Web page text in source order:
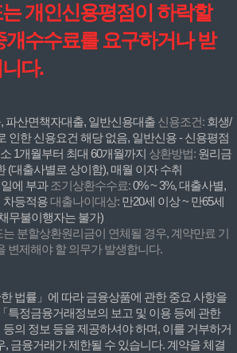
개인신용평점이 하락할
개수수료를 요구하거나 받
다.
파산면책자대출, 일반신용대출 신용조건: 회생/
인한 신용요건 해당 없음, 일반신용 - 신용평점
1개월부터 최대 60개월까지 상환방법: 원리금
(대출사별로 상이함), 매월 이자 수취
에 부과 조기상환수수료:0% ~ 3%, 대출사별,
차등적용 대출나이대상: 만20세 이상 ~ 만65세
무불이행자는 불가)
분할상환원리금이 연체될 경우, 계약만료 기
변제해야 할 의무가 발생합니다.
한 법률」에 따라 금융상품에 관한 중요 사항을
특정금융거래정보의 보고 및 이용 등에 관한
의 정보 등을 제공하셔야 하며, 이를 거부하거
, 금융거래가 제한될 수 있습니다. 계약을 체결